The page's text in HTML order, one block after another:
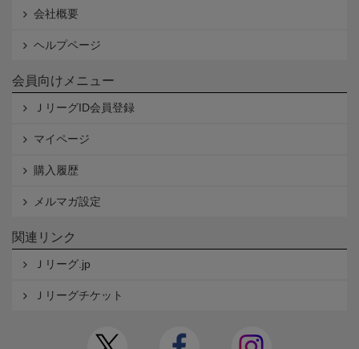
会社概要
ヘルプページ
会員向けメニュー
ＪリーグID会員登録
マイページ
購入履歴
メルマガ設定
関連リンク
Ｊリーグ.jp
Ｊリーグチケット